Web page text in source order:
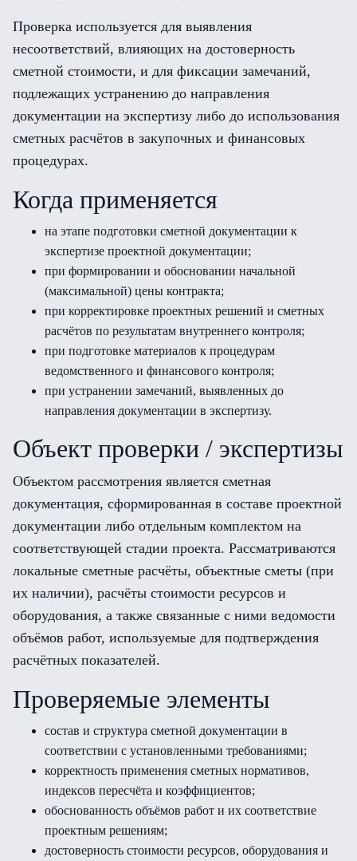
Проверка используется для выявления
несоответствий, влияющих на достоверность
сметной стоимости, и для фиксации замечаний,
подлежащих устранению до направления
документации на экспертизу либо до использования
сметных расчётов в закупочных и финансовых
процедурах.
Когда применяется
на этапе подготовки сметной документации к
экспертизе проектной документации;
при формировании и обосновании начальной
(максимальной) цены контракта;
при корректировке проектных решений и сметных
расчётов по результатам внутреннего контроля;
при подготовке материалов к процедурам
ведомственного и финансового контроля;
при устранении замечаний, выявленных до
направления документации в экспертизу.
Объект проверки / экспертизы
Объектом рассмотрения является сметная
документация, сформированная в составе проектной
документации либо отдельным комплектом на
соответствующей стадии проекта. Рассматриваются
локальные сметные расчёты, объектные сметы (при
их наличии), расчёты стоимости ресурсов и
оборудования, а также связанные с ними ведомости
объёмов работ, используемые для подтверждения
расчётных показателей.
Проверяемые элементы
состав и структура сметной документации в
соответствии с установленными требованиями;
корректность применения сметных нормативов,
индексов пересчёта и коэффициентов;
обоснованность объёмов работ и их соответствие
проектным решениям;
достоверность стоимости ресурсов, оборудования и